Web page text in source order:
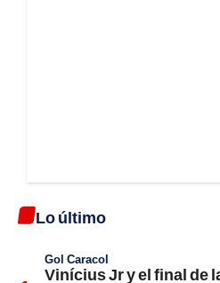
Lo último
Gol Caracol
Vinícius Jr y el final de